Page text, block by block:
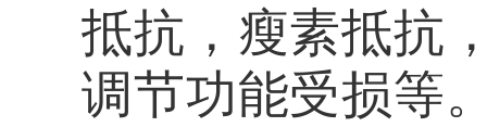
抵抗，瘦素抵抗
调节功能受损等